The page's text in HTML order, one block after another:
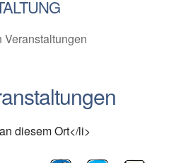
diesem Ort</li>